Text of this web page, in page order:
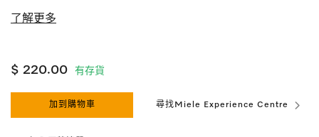
了解更多
$ 220.00 有存貨
加到購物車 尋找Miele Experience Centre